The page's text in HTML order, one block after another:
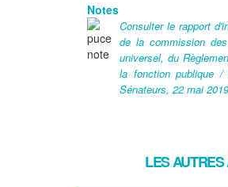
Notes
Consulter le rapport
de la commission
universel, du
la fonction publique
Sénateurs, 22 mai
LES